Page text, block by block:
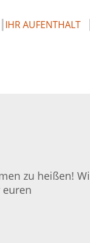
IHR AUFENTHALT
zu heißen!